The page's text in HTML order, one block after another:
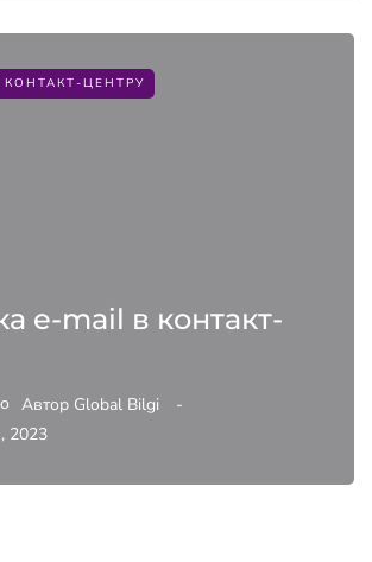
КОНТАКТ-ЦЕНТРУ
e-mail в контакт-
Автор Global Bilgi
2023